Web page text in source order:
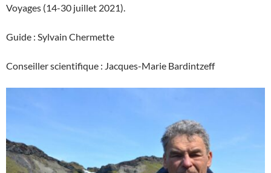
Voyages (14-30 juillet 2021).
Guide : Sylvain Chermette
Conseiller scientifique : Jacques-Marie Bardintzeff